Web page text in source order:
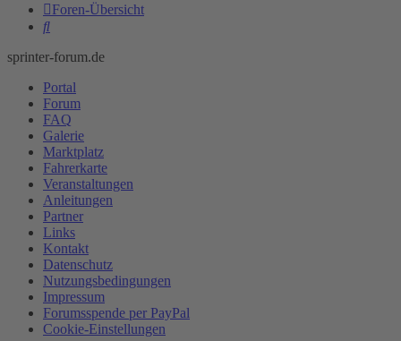
Foren-Übersicht
Suche
sprinter-forum.de
Portal
Forum
FAQ
Galerie
Marktplatz
Fahrerkarte
Veranstaltungen
Anleitungen
Partner
Links
Kontakt
Datenschutz
Nutzungsbedingungen
Impressum
Forumsspende per PayPal
Cookie-Einstellungen